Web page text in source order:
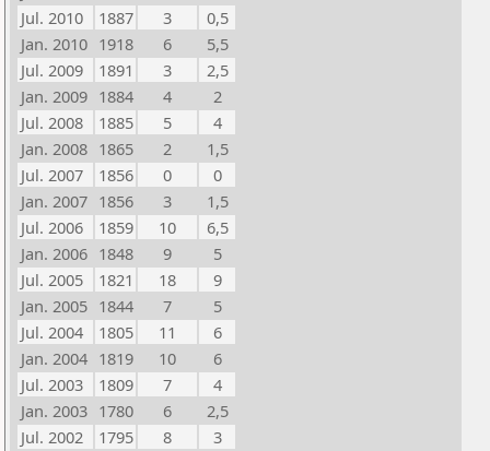
Jul. 2010
1887 3
0,5
Jan. 2010 1918 6
5,5
Jul. 2009
1891 3
2,5
Jan. 2009 1884 4
2
Jul. 2008
1885 5
4
Jan. 2008 1865 2
1,5
Jul. 2007
1856 0
0
Jan. 2007 1856 3
1,5
Jul. 2006
1859 10
6,5
Jan. 2006 1848 9
5
Jul. 2005
1821 18
9
Jan. 2005 1844 7
5
Jul. 2004
1805 11
6
Jan. 2004 1819 10
6
Jul. 2003
1809 7
4
Jan. 2003 1780 6
2,5
Jul. 2002
1795 8
3